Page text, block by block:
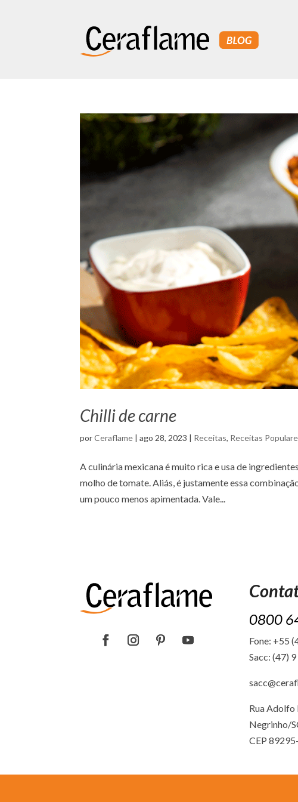
Chilli de carne
porCeraflame |ago 28, 2023 | Receitas, Receitas
A culinária mexicana é muito rica e usa de
molho de tomate. Aliás, é justamente essa
um pouco menos apimentada. Vale...
0800
Fone: +55
Sacc: (47)
Rua Adolfo
Negrinho/
CEP